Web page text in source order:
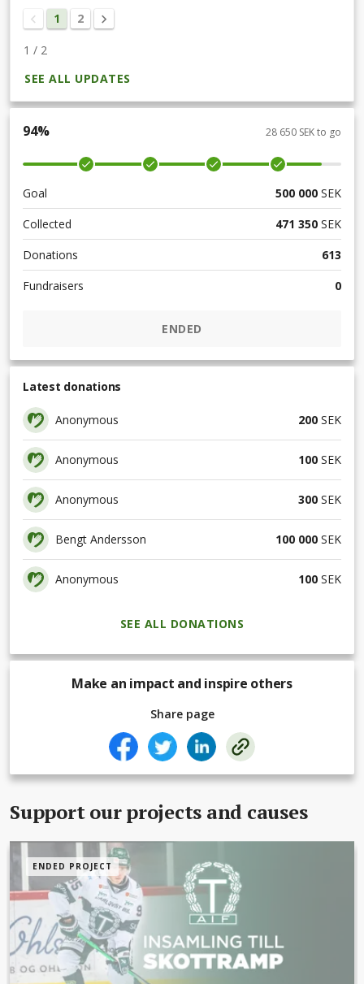
1 2
1 / 2
SEE ALL UPDATES
94% 28 650 SEK to go
Goal 500 000 SEK
Collected
471 350 SEK
Donations
613
Fundraisers
0
ENDED
Latest donations
Anonymous 200 SEK
Anonymous 100 SEK
Anonymous 300 SEK
Bengt Andersson 100 000 SEK
Anonymous 100 SEK
SEE ALL DONATIONS
Make an impact and inspire others
Share page
Support our projects and causes
ENDED PROJECT